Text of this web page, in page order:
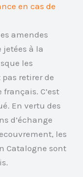
en cas de
amendes
jetées à la
les
retirer de
C’est
En vertu des
d’échange
les
Catalogne sont